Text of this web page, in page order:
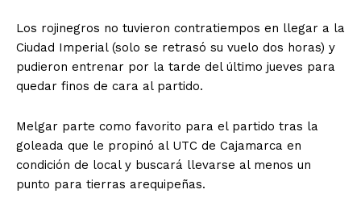
Los rojinegros no tuvieron contratiempos en llegar a la
Ciudad Imperial (solo se retrasó su vuelo dos horas) y
pudieron entrenar por la tarde del último jueves para
quedar finos de cara al partido.
Melgar parte como favorito para el partido tras la
goleada que le propinó al UTC de Cajamarca en
condición de local y buscará llevarse al menos un
punto para tierras arequipeñas.